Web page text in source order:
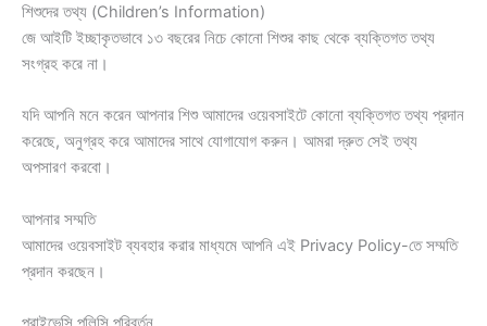
শিশুদের তথ্য (Children’s Information)
জে আইটি ইচ্ছাকৃতভাবে ১৩ বছরের নিচে কোনো শিশুর কাছ থেকে ব্যক্তিগত তথ্য
সংগ্রহ করে না।
যদি আপনি মনে করেন আপনার শিশু আমাদের ওয়েবসাইটে কোনো ব্যক্তিগত তথ্য প্রদান
করেছে, অনুগ্রহ করে আমাদের সাথে যোগাযোগ করুন। আমরা দ্রুত সেই তথ্য
অপসারণ করবো।
আপনার সম্মতি
আমাদের ওয়েবসাইট ব্যবহার করার মাধ্যমে আপনি এই Privacy Policy-তে সম্মতি
প্রদান করছেন।